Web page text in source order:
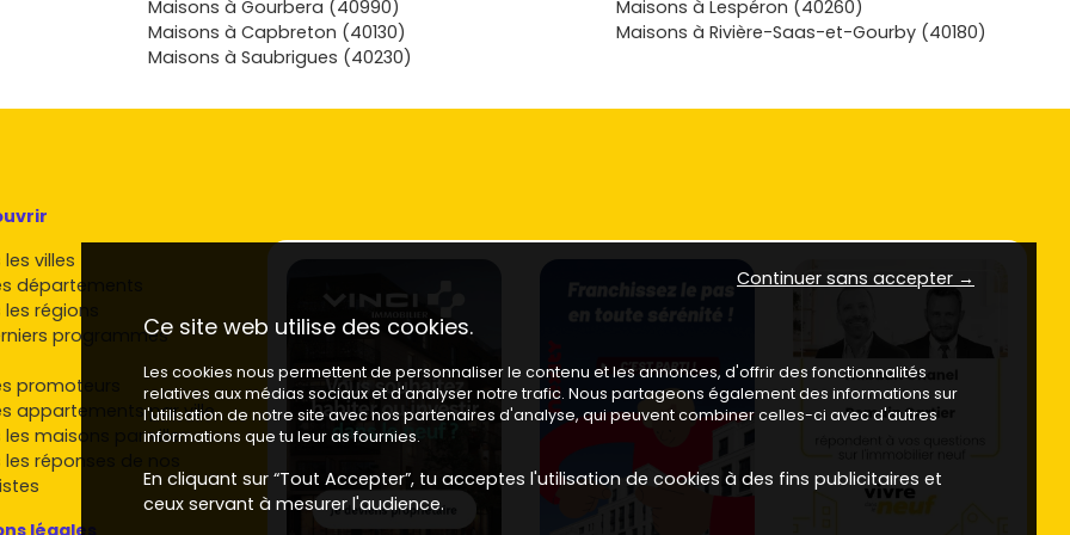
une
et-
en
Maisons à Gourbera (40990)
Maisons à Lespéron (40260)
Maisons à Capbreton (40130)
Maisons à Rivière-Saas-et-Gourby (40180)
Maisons à Saubrigues (40230)
villes
départements
régions
programmes
promoteurs
appartements par ville
les maisons par ville
réponses de nos
légales
Continuer sans accepter →
Ce site web utilise des cookies.
Les cookies nous permettent de personnaliser le contenu et les annonces, d'offrir des fonctionnalités
relatives aux médias sociaux et d'analyser notre trafic. Nous partageons également des informations sur
l'utilisation de notre site avec nos partenaires d'analyse, qui peuvent combiner celles-ci avec d'autres
informations que tu leur as fournies.
En cliquant sur “Tout Accepter”, tu acceptes l'utilisation de cookies à des fins publicitaires et
ceux servant à mesurer l'audience.